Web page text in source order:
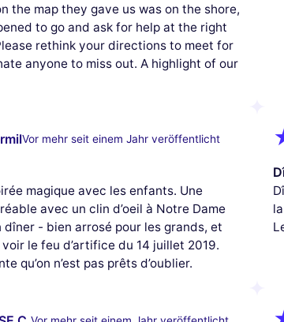
the map they gave us was on the shore,
to go and ask for help at the right
rethink your directions to meet for
anyone to miss out. A highlight of our
Vor mehr seit einem Jahr veröffentlicht
magique avec les enfants. Une
avec un clin d’oeil à Notre Dame
- bien arrosé pour les grands, et
le feu d’artifice du 14 juillet 2019.
qu’on n’est pas prêts d’oublier.